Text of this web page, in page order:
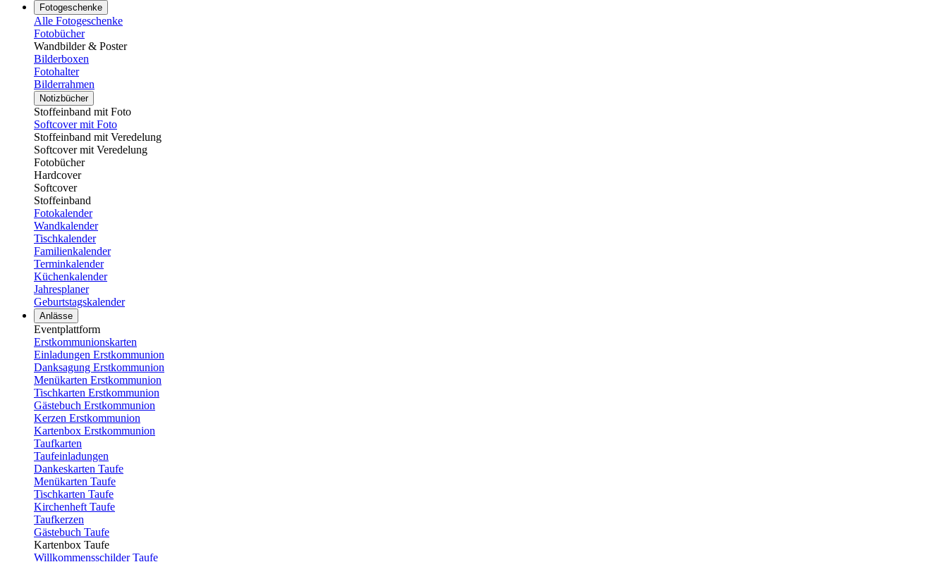
Fotogeschenke
Alle Fotogeschenke
Fotobücher
Wandbilder & Poster
Bilderboxen
Fotohalter
Bilderrahmen
Notizbücher
Stoffeinband mit Foto
Softcover mit Foto
Stoffeinband mit Veredelung
Softcover mit Veredelung
Fotobücher
Hardcover
Softcover
Stoffeinband
Fotokalender
Wandkalender
Tischkalender
Familienkalender
Terminkalender
Küchenkalender
Jahresplaner
Geburtstagskalender
Anlässe
Eventplattform
Erstkommunionskarten
Einladungen Erstkommunion
Danksagung Erstkommunion
Menükarten Erstkommunion
Tischkarten Erstkommunion
Gästebuch Erstkommunion
Kerzen Erstkommunion
Kartenbox Erstkommunion
Taufkarten
Taufeinladungen
Dankeskarten Taufe
Menükarten Taufe
Tischkarten Taufe
Kirchenheft Taufe
Taufkerzen
Gästebuch Taufe
Kartenbox Taufe
Willkommensschilder Taufe